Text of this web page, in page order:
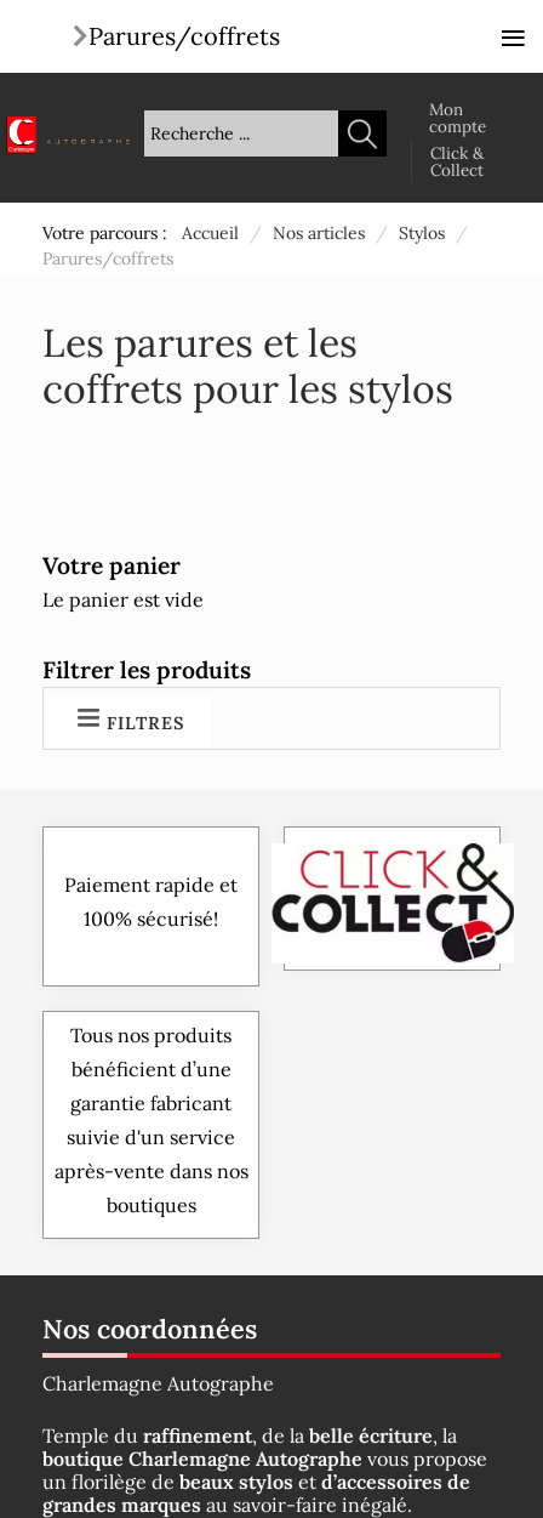
Mon
compte
Click &
Collect
Votre parcours : Accueil / Nos articles / Stylos
/
Parures/coffrets
Votre panier
Le panier est vide
Filtrer les produits
FILTRES
Les parures et les
coffrets pour les stylos
Paiement rapide et
100% sécurisé!
Tous nos produits
bénéficient d’une
garantie fabricant
suivie d'un service
après-vente dans nos
boutiques
Nos coordonnées
Charlemagne Autographe
Temple du raffinement, de la belle écriture, la
boutique Charlemagne Autographe vous propose
un florilège de beaux stylos et d’accessoires de
grandes marques au savoir-faire inégalé.
Parures/coffrets ≡